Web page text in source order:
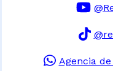
Agencia